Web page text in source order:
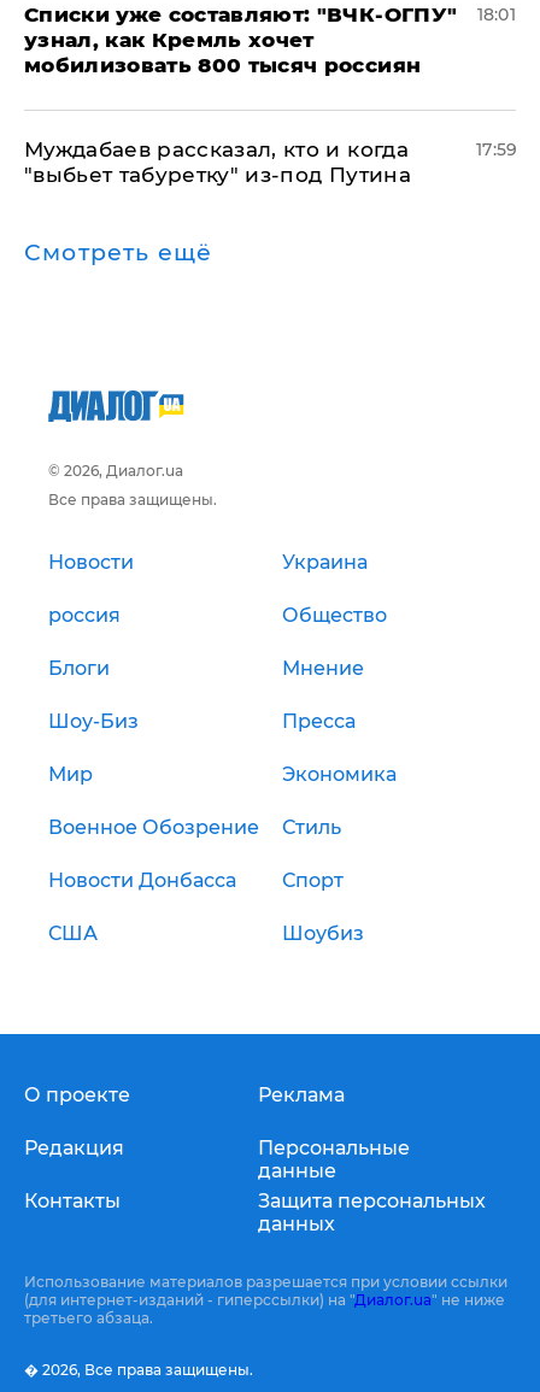
Списки уже составляют: "ВЧК-ОГПУ"
узнал, как Кремль хочет
мобилизовать 800 тысяч россиян
18:01
Муждабаев рассказал, кто и когда
"выбьет табуретку" из-под Путина
17:59
Смотреть ещё
© 2026, Диалог.ua
Все права защищены.
Новости Украина
россия Общество
Блоги Мнение
Шоу-Биз Пресса
Мир Экономика
Военное Обозрение Стиль
Новости Донбасса Спорт
США Шоубиз
О проекте
Редакция
Контакты
Реклама
Персональные
данные
Защита персональных
данных
Использование материалов разрешается при условии ссылки
(для интернет-изданий - гиперссылки) на "Диалог.ua" не ниже
третьего абзаца.
� 2026, Все права защищены.